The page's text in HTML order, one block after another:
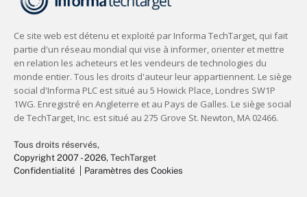
Tous droits réservés,
Copyright 2007 - 2026, TechTarget
Confidentialité
Paramètres des Cookies